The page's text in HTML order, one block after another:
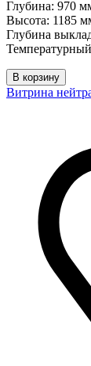
Глубина: 970
Высота: 1185
Глубина
В корзину
Витрина